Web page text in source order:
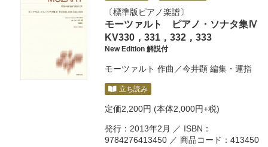
標準版ピアノ楽譜
モーツァルト ピアノ・ソナタ集Ⅳ
KV330，331，332，333
New Edition 解説付
モーツァルト 作曲／今井顕 編集・運指
立ち読み
定価2,200円 (本体2,000円+税)
発行：2013年2月 ／ ISBN：
9784276413450 ／ 商品コード：413450